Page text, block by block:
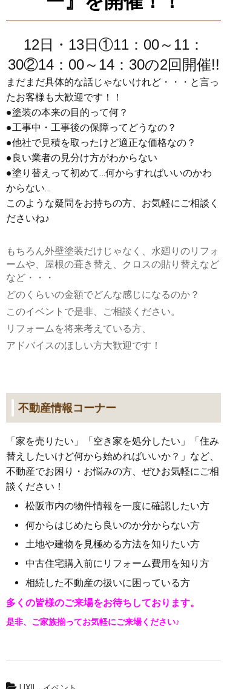
12日・13日①11：00～11：
30②14：00～14：30の2回開催!!
まだまだ具体的な話じゃないけれど・・・と言っ
たお客様も大歓迎です！！
●塗装の本来の目的って何？
●工事中・工事後の保障ってどうなの？
●他社で見積を取ったけど適正な価格なの？
●良い業者の見分け方がわからない
●塗り替えって初めて…何からすればいいのかわ
からない…
このような疑問をお持ちの方、お気軽にご相談く
ださいね♪
もちろん外壁塗装だけじゃなく、水廻りのリフォ
ームや、屋根の葺き替え、クロスの貼り替えなど
など・・・
どのくらいの金額でどんな感じになるのか？
このイベントで是非、ご相談ください。
リフォームを将来考えている方、
アドバイスのほしい方大歓迎です！
不動産情報コーナー
「家を売りたい」「空き家を処分したい」「住み
替えしたいけど何から始めればいいか？」など、
不動産でお困り・お悩みの方、ぜひお気軽にご相
談ください！
松阪市内の物件情報を一度に確認したい方
何からはじめたら良いのか分からない方
土地や建物を見極める方法を知りたい方
中古住宅購入前にリフォーム費用を知り方
相続した不動産の扱いに困っている方
多くの皆様のご来場をお待ちしております。
是非、ご家族揃ってお気軽にご来場ください♪